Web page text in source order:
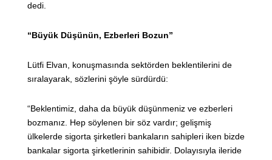
dedi.
“Büyük Düşünün, Ezberleri Bozun”
Lütfi Elvan, konuşmasında sektörden beklentilerini de
sıralayarak, sözlerini şöyle sürdürdü:
“Beklentimiz, daha da büyük düşünmeniz ve ezberleri
bozmanız. Hep söylenen bir söz vardır; gelişmiş
ülkelerde sigorta şirketleri bankaların sahipleri iken bizde
bankalar sigorta şirketlerinin sahibidir. Dolayısıyla ileride